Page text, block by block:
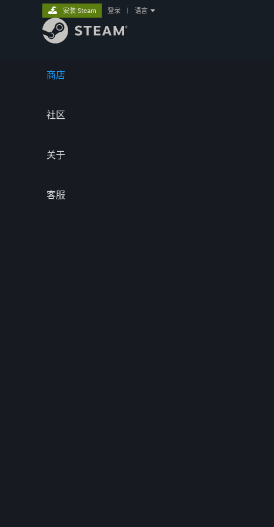
商店
社区
关于
客服
安装 Steam 登录 语言